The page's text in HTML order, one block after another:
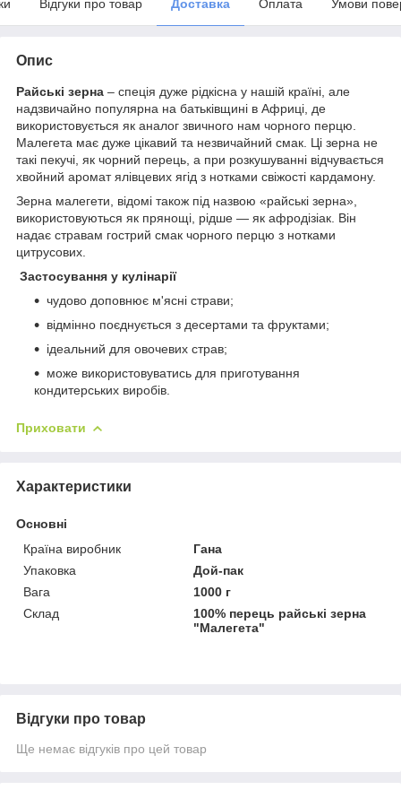
Відгуки про товар Доставка Оплата Умови
Опис
Райські зерна – спеція дуже рідкісна у нашій країні, але
надзвичайно популярна на батьківщині в Африці, де
використовується як аналог звичного нам чорного перцю.
Малегета має дуже цікавий та незвичайний смак. Ці зерна не
такі пекучі, як чорний перець, а при розкушуванні відчувається
хвойний аромат ялівцевих ягід з нотками свіжості кардамону.
Зерна малегети, відомі також під назвою «райські зерна»,
використовуються як прянощі, рідше — як афродізіак. Він
надає стравам гострий смак чорного перцю з нотками
цитрусових.
Застосування у кулінарії
чудово доповнює м'ясні страви;
відмінно поєднується з десертами та фруктами;
ідеальний для овочевих страв;
може використовуватись для приготування
кондитерських виробів.
Приховати
Характеристики
Основні
Країна виробник
Гана
Упаковка
Дой-пак
Вага
1000 г
Склад
100% перець райські зерна
"Малегета"
Відгуки про товар
Ще немає відгуків про цей товар